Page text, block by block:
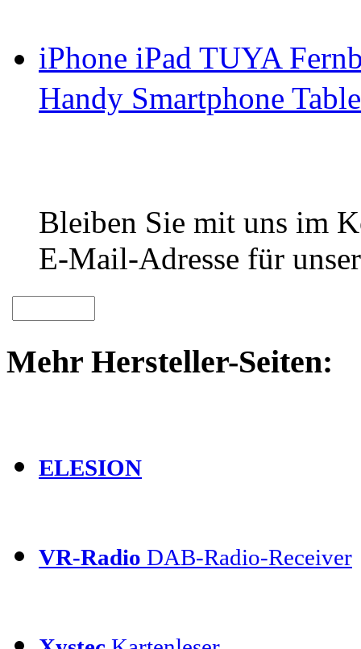
iPhone iPad TUYA
Handy Smartphone
Bleiben Sie mit uns im
E-Mail-Adresse für
Mehr Hersteller-Seiten:
ELESION
VR-Radio DAB-Radio-Receiver